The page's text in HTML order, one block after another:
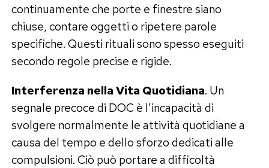
continuamente che porte e finestre siano
chiuse, contare oggetti o ripetere parole
specifiche. Questi rituali sono spesso eseguiti
secondo regole precise e rigide.
Interferenza nella Vita Quotidiana. Un
segnale precoce di DOC è l’incapacità di
svolgere normalmente le attività quotidiane a
causa del tempo e dello sforzo dedicati alle
compulsioni. Ciò può portare a difficoltà